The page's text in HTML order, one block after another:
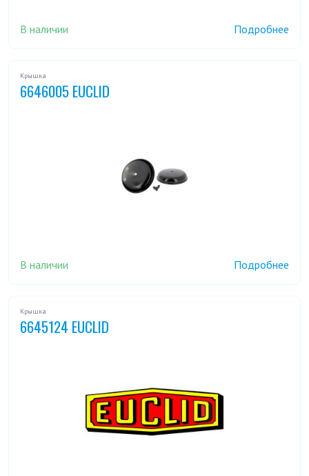
В наличии Подробнее
Крышка
6646005 EUCLID
В наличии Подробнее
Крышка
6645124 EUCLID